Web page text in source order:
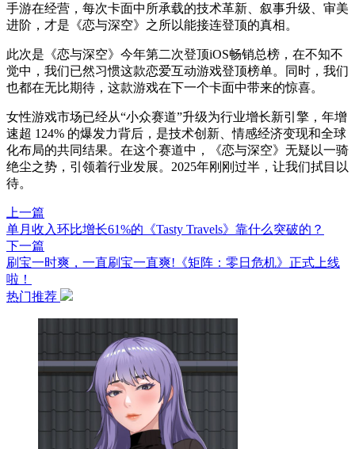
手游在经营，每次卡面中所承载的技术革新、叙事升级、审美
进阶，才是《恋与深空》之所以能接连登顶的真相。
此次是《恋与深空》今年第二次登顶iOS畅销总榜，在不知不
觉中，我们已然习惯这款恋爱互动游戏登顶榜单。同时，我们
也都在无比期待，这款游戏在下一个卡面中带来的惊喜。
女性游戏市场已经从“小众赛道”升级为行业增长新引擎，年增
速超 124% 的爆发力背后，是技术创新、情感经济变现和全球
化布局的共同结果。在这个赛道中，《恋与深空》无疑以一骑
绝尘之势，引领着行业发展。2025年刚刚过半，让我们拭目以
待。
上一篇
单月收入环比增长61%的《Tasty Travels》靠什么突破的？
下一篇
刷宝一时爽，一直刷宝一直爽!《矩阵：零日危机》正式上线
啦！
热门推荐